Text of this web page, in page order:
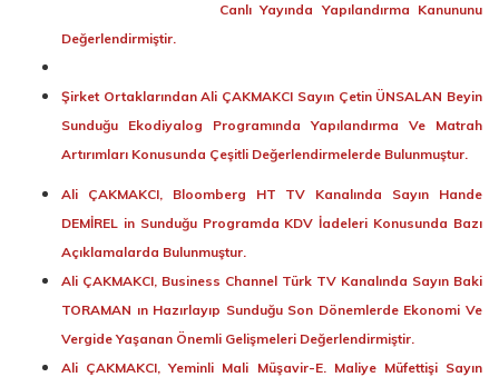
Canlı Yayında Yapılandırma Kanununu
Değerlendirmiştir.
Şirket Ortaklarından Ali ÇAKMAKCI Sayın Çetin ÜNSALAN Beyin
Sunduğu Ekodiyalog Programında Yapılandırma Ve Matrah
Artırımları Konusunda Çeşitli Değerlendirmelerde Bulunmuştur.
Ali ÇAKMAKCI, Bloomberg HT TV Kanalında Sayın Hande
DEMİREL in Sunduğu Programda KDV İadeleri Konusunda Bazı
Açıklamalarda Bulunmuştur.
Ali ÇAKMAKCI, Business Channel Türk TV Kanalında Sayın Baki
TORAMAN ın Hazırlayıp Sunduğu Son Dönemlerde Ekonomi Ve
Vergide Yaşanan Önemli Gelişmeleri Değerlendirmiştir.
Ali ÇAKMAKCI, Yeminli Mali Müşavir-E. Maliye Müfettişi Sayın